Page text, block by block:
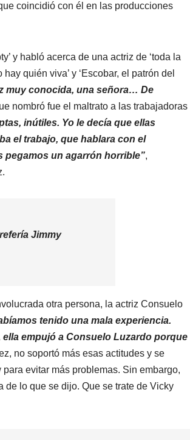
coincidió con él en las producciones
y habló acerca de una actriz de ‘toda la
quién viva’ y ‘Escobar, el patrón del
muy conocida, una señora… De
nombró fue el maltrato a las trabajadoras
inútiles. Yo le decía que ellas
el trabajo, que hablara con el
pegamos un agarrón horrible”,
Jimmy
otra persona, la actriz Consuelo
tenido una mala experiencia.
empujó a Consuelo Luzardo porque
no soportó más esas actitudes y se
evitar más problemas. Sin embargo,
lo que se dijo. Que se trate de Vicky